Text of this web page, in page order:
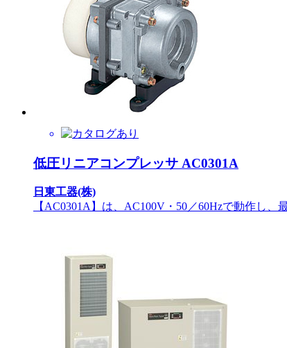
低圧リニアコンプレッサ AC0301A
日東工器(株)
【AC0301A】は、AC100V・50／60Hzで動作し、